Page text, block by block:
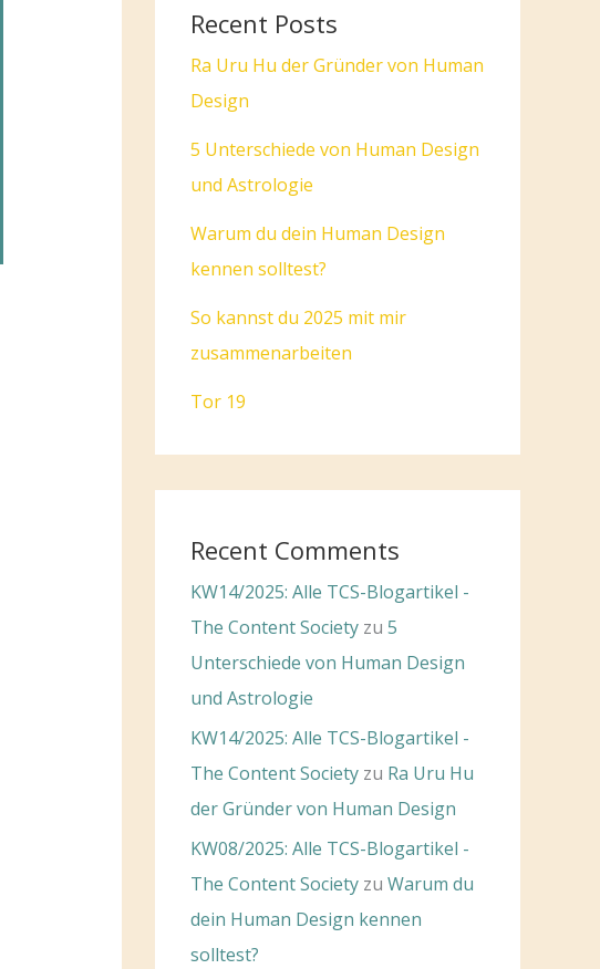
Recent Posts
Ra Uru Hu der Gründer von Human
Design
5 Unterschiede von Human Design
und Astrologie
Warum du dein Human Design
kennen solltest?
So kannst du 2025 mit mir
zusammenarbeiten
Tor 19
Recent Comments
KW14/2025: Alle TCS-Blogartikel -
The Content Society zu 5
Unterschiede von Human Design
und Astrologie
KW14/2025: Alle TCS-Blogartikel -
The Content Society zu Ra Uru Hu
der Gründer von Human Design
KW08/2025: Alle TCS-Blogartikel -
The Content Society zu Warum du
dein Human Design kennen
solltest?